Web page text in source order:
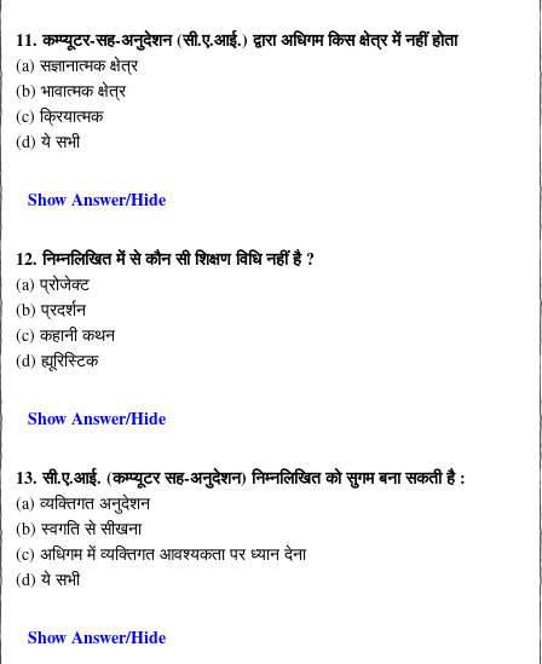
11. कम्प्यूटर-सह-अनुदेशन (सी.ए.आई.) द्वारा अधिगम किस क्षेत्र में नहीं होता
(a) सज्ञानात्मक क्षेत्र
(b) भावात्मक क्षेत्र
(c) क्रियात्मक
(d) ये सभी
Show Answer/Hide
12. निम्नलिखित में से कौन सी शिक्षण विधि नहीं है ?
(a) प्रोजेक्ट
(b) प्रदर्शन
(c) कहानी कथन
(d) ह्यूरिस्टिक
Show Answer/Hide
13. सी.ए.आई. (कम्प्यूटर सह-अनुदेशन) निम्नलिखित को सुगम बना सकती है :
(a) व्यक्तिगत अनुदेशन
(b) स्वगति से सीखना
(c) अधिगम में व्यक्तिगत आवश्यकता पर ध्यान देना
(d) ये सभी
Show Answer/Hide